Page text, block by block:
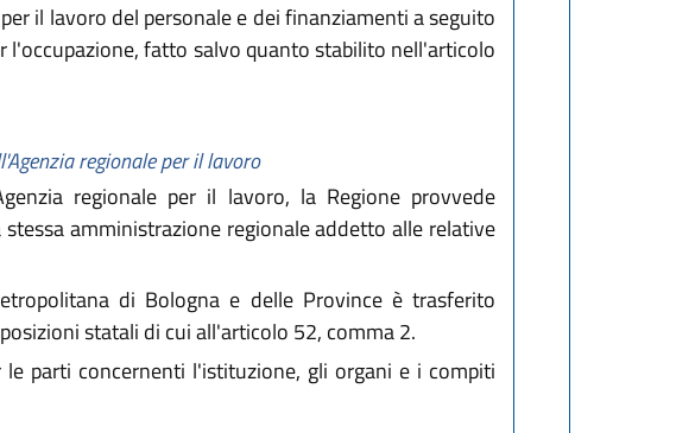
il lavoro del personale e dei finanziamenti a seguito
l'occupazione, fatto salvo quanto stabilito nell'articolo
regionale per il lavoro
regionale per il lavoro, la Regione provvede
amministrazione regionale addetto alle relative
di Bologna e delle Province è trasferito
statali di cui all'articolo 52, comma 2.
le parti concernenti l'istituzione, gli organi e i compiti